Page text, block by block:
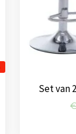
Set van